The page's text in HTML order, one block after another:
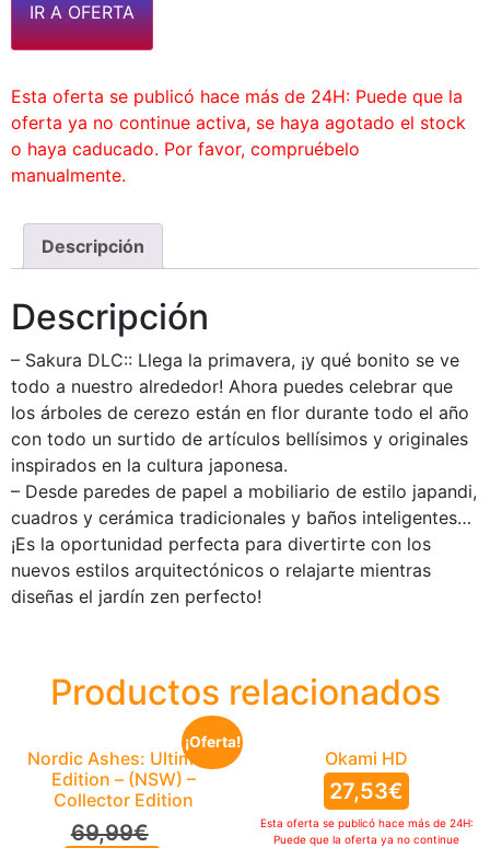
IR A OFERTA
Esta oferta se publicó hace más de 24H: Puede que la
oferta ya no continue activa, se haya agotado el stock
o haya caducado. Por favor, compruébelo
manualmente.
Descripción
Descripción
– Sakura DLC:: Llega la primavera, ¡y qué bonito se ve
todo a nuestro alrededor! Ahora puedes celebrar que
los árboles de cerezo están en flor durante todo el año
con todo un surtido de artículos bellísimos y originales
inspirados en la cultura japonesa.
– Desde paredes de papel a mobiliario de estilo japandi,
cuadros y cerámica tradicionales y baños inteligentes…
¡Es la oportunidad perfecta para divertirte con los
nuevos estilos arquitectónicos o relajarte mientras
diseñas el jardín zen perfecto!
Productos relacionados
¡Oferta!
Nordic Ashes: Ultimate
Edition – (NSW) –
Collector Edition
69,99€
Okami HD
27,53€
Esta oferta se publicó hace más de 24H:
Puede que la oferta ya no continue